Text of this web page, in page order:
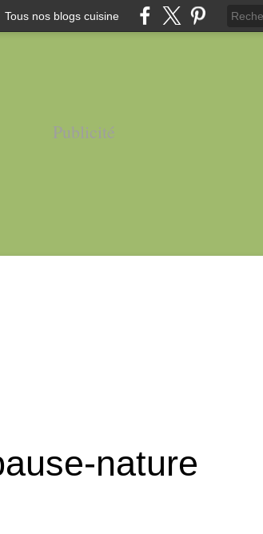
Tous nos blogs cuisine
Publicité
nature